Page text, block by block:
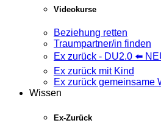
Videokurse
Beziehung retten
Traumpartner/in finden
Ex zurück - DU2.0 ⬅️
Ex zurück mit Kind
Ex zurück gemeinsame
Wissen
Ex-Zurück